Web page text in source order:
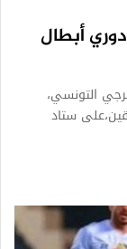
أبطال
التونسي،
ستاد